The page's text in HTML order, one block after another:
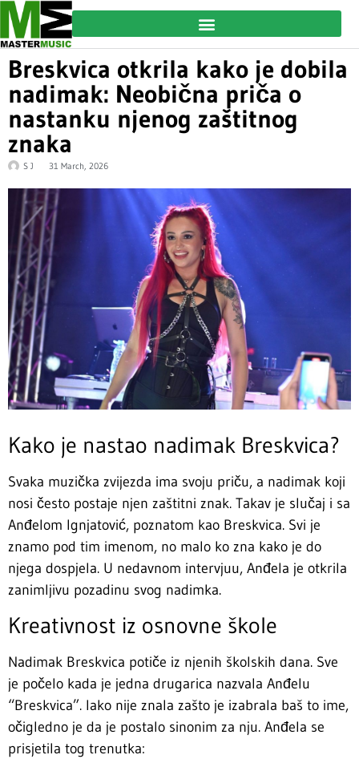
Breskvica otkrila kako je dobila
nadimak: Neobična priča o
nastanku njenog zaštitnog
znaka
S J 31 March, 2026
Kako je nastao nadimak Breskvica?
Svaka muzička zvijezda ima svoju priču, a nadimak koji
nosi često postaje njen zaštitni znak. Takav je slučaj i sa
Anđelom Ignjatović, poznatom kao Breskvica. Svi je
znamo pod tim imenom, no malo ko zna kako je do
njega dospjela. U nedavnom intervjuu, Anđela je otkrila
zanimljivu pozadinu svog nadimka.
Kreativnost iz osnovne škole
Nadimak Breskvica potiče iz njenih školskih dana. Sve
je počelo kada je jedna drugarica nazvala Anđelu
“Breskvica”. Iako nije znala zašto je izabrala baš to ime,
očigledno je da je postalo sinonim za nju. Anđela se
prisjetila tog trenutka: